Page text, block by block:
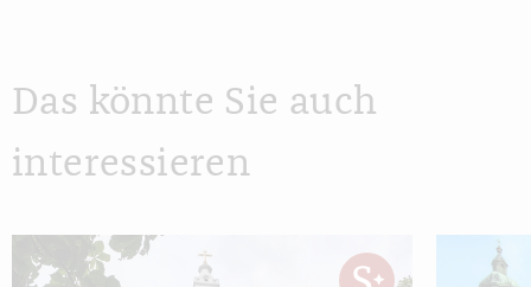
Das könnte Sie auch
interessieren